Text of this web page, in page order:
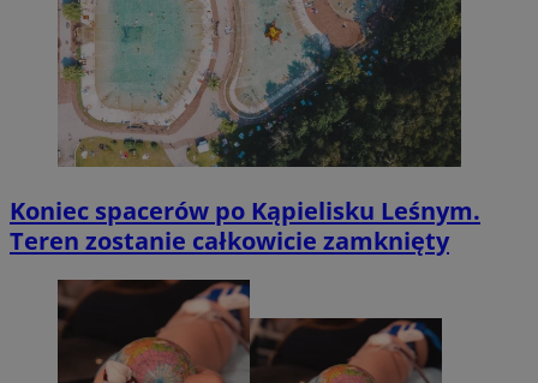
Koniec spacerów po Kąpielisku Leśnym.
Teren zostanie całkowicie zamknięty